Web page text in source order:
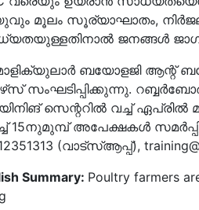
മൂലം സൂര്യാഘാതം,
ജനങ്ങൾ
ബയോളജി ആന്റ്
സംഘടിപ്പിക്കുന്നു.
സെന്ററിൽ വച്ച്
15നുമുമ്പ് അപേക്ഷകൾ
(വാട്‌സ്ആപ്പ്),
Summary: Poultry farmers